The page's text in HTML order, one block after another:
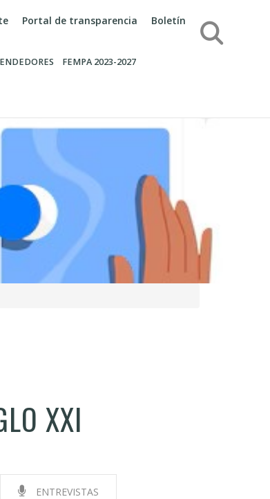
Portal de transparencia Boletín
FEMPA 2023-2027
Búsqueda
XXI
ENTREVISTAS